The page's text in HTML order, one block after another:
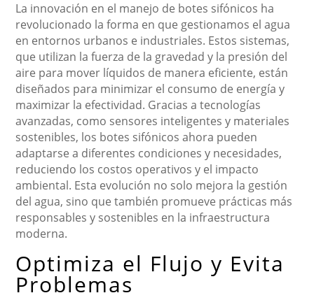
La innovación en el manejo de botes sifónicos ha
revolucionado la forma en que gestionamos el agua
en entornos urbanos e industriales. Estos sistemas,
que utilizan la fuerza de la gravedad y la presión del
aire para mover líquidos de manera eficiente, están
diseñados para minimizar el consumo de energía y
maximizar la efectividad. Gracias a tecnologías
avanzadas, como sensores inteligentes y materiales
sostenibles, los botes sifónicos ahora pueden
adaptarse a diferentes condiciones y necesidades,
reduciendo los costos operativos y el impacto
ambiental. Esta evolución no solo mejora la gestión
del agua, sino que también promueve prácticas más
responsables y sostenibles en la infraestructura
moderna.
Optimiza el Flujo y Evita
Problemas